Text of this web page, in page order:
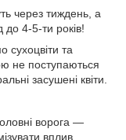
через тиждень, а
до 4-5-ти років!
сухоцвіти та
не поступаються
засушені квіти.
ворога —
вплив